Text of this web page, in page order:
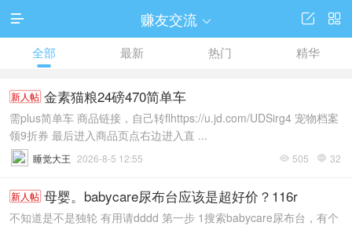
 赚友交流  

全部 最新 热门 精华
新人帖 金素猫粮24磅470简单车
需plus简单车 商品链接，自己转flhttps://u.jd.com/UDSirg4 宠物档案
领9折券 最后进入商品页点右边进入直 ...
 505  32
睡觉大王 2026-8-5 12:55
新人帖 母婴。babycare尿布台应该是超好价？116r
不知道是不是独轮 有用请dddd 第一步 1搜索babycare尿布台，有个